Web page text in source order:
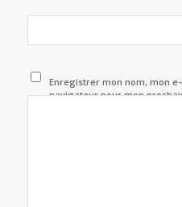
Enregistrer mon nom, mon
navigateur pour mon